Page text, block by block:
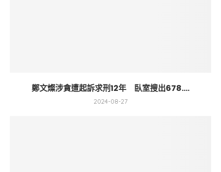
鄭文燦涉貪遭起訴求刑12年 臥室搜出678....
2024-08-27